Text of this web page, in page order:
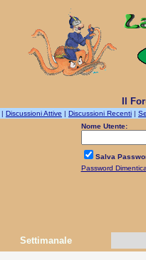
Il
| Discussioni Attive | Discussioni Recenti |
Nome Utente:
Salva
Password
Settimanale